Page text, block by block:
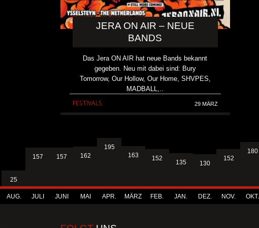
JERA ON AIR – NEUE
BANDS
Das Jera ON AIR hat neue Bands bekannt
gegeben. Neu mit dabei sind: Bury
Tomorrow, Our Hollow, Our Home, SHVPES,
MADBALL,..
FESTIVALS 29 MÄRZ
25
AUG.
157
JULI
157
JUNI
162
MAI
195
APR.
163
MÄRZ
152
FEB.
135
JAN.
130
DEZ.
152
NOV.
180
OKT.